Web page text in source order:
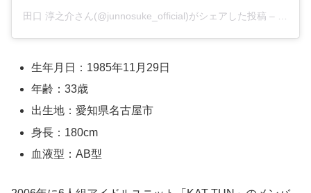
田口 淳之介さん(@junnosuke_official)がシェアした投稿 –
生年月日：1985年11月29日
年齢：33歳
出生地：愛知県名古屋市
身長：180cm
血液型：AB型